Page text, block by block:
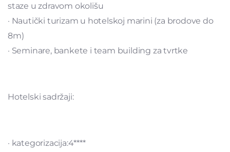
staze u zdravom okolišu
· Nautički turizam u hotelskoj marini (za brodove do
8m)
· Seminare, bankete i team building za tvrtke
Hotelski sadržaji:
· kategorizacija:4****